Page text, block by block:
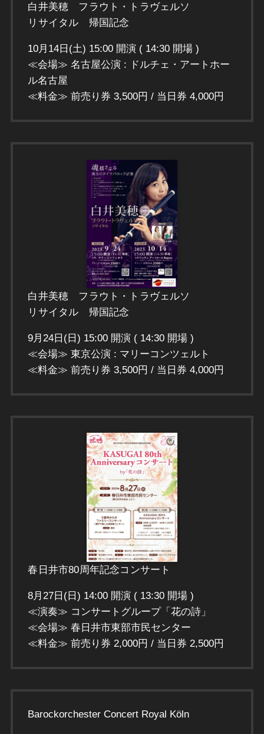
白井美穂 フラウト・トラヴェルソ
リサイタル 帰国記念
10月14日(土) 15:00 開演 ( 14:30 開場 )
≪会場≫ 名古屋公演 : ドルチェ・アートホー
ル名古屋
≪料金≫ 前売り券 3,500円 / 当日券 4,000円
白井美穂 フラウト・トラヴェルソ
リサイタル 帰国記念
9月24日(日) 15:00 開演 ( 14:30 開場 )
≪会場≫ 東京公演 : マリーコンツェルト
≪料金≫ 前売り券 3,500円 / 当日券 4,000円
春日井市80周年記念コンサート
8月27日(日) 14:00 開演 ( 13:30 開場 )
≪演奏≫ コンサートグループ「花の詩」
≪会場≫ 春日井市東部市民センター
≪料金≫ 前売り券 2,000円 / 当日券 2,500円
Barockorchester Concert Royal Köln